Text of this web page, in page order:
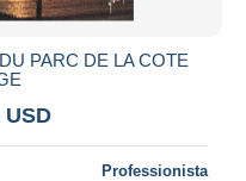
PARC DE LA COTE
USD
Professionista